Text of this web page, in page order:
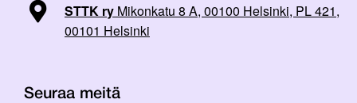
STTK ry Mikonkatu 8 A, 00100 Helsinki, PL 421,
00101 Helsinki
Seuraa meitä